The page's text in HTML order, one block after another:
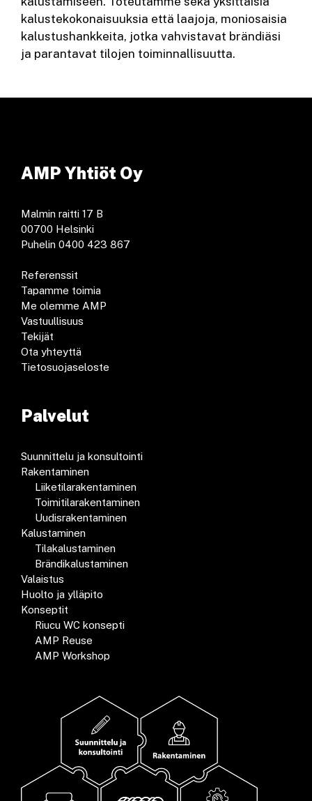
kalustekokonaisuuksia että laajoja, moniosaisia
kalustushankkeita, jotka vahvistavat brändiäsi
ja parantavat tilojen toiminnallisuutta.
AMP Yhtiöt Oy
Malmin raitti 17 B
00700 Helsinki
Puhelin 0400 423 867
Referenssit
Tapamme toimia
Me olemme AMP
Vastuullisuus
Tekijät
Ota yhteyttä
Tietosuojaseloste
Palvelut
Suunnittelu ja konsultointi
Rakentaminen
Liiketilarakentaminen
Toimitilarakentaminen
Uudisrakentaminen
Kalustaminen
Tilakalustaminen
Brändikalustaminen
Valaistus
Huolto ja ylläpito
Konseptit
Riucu WC konsepti
AMP Reuse
AMP Workshop